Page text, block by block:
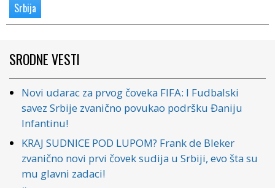
Srbija
SRODNE VESTI
Novi udarac za prvog čoveka FIFA: I Fudbalski
savez Srbije zvanično povukao podršku Đaniju
Infantinu!
KRAJ SUDNICE POD LUPOM? Frank de Bleker
zvanično novi prvi čovek sudija u Srbiji, evo šta su
mu glavni zadaci!